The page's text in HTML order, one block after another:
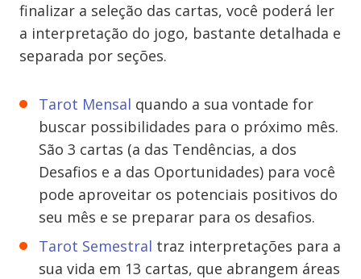
finalizar a seleção das cartas, você poderá ler
a interpretação do jogo, bastante detalhada e
separada por seções.
Tarot Mensal quando a sua vontade for
buscar possibilidades para o próximo mês.
São 3 cartas (a das Tendências, a dos
Desafios e a das Oportunidades) para você
pode aproveitar os potenciais positivos do
seu mês e se preparar para os desafios.
Tarot Semestral traz interpretações para a
sua vida em 13 cartas, que abrangem áreas